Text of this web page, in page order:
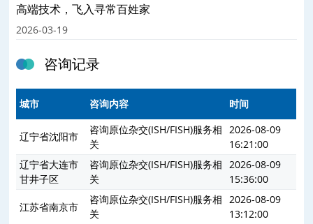
高端技术，飞入寻常百姓家
2026-03-19
咨询记录
城市 咨询内容 时间
辽宁省沈阳市
咨询原位杂交(ISH/FISH)服务相
关
2026-08-09
16:21:00
辽宁省大连市
甘井子区
咨询原位杂交(ISH/FISH)服务相
关
2026-08-09
15:36:00
江苏省南京市
咨询原位杂交(ISH/FISH)服务相
关
2026-08-09
13:12:00